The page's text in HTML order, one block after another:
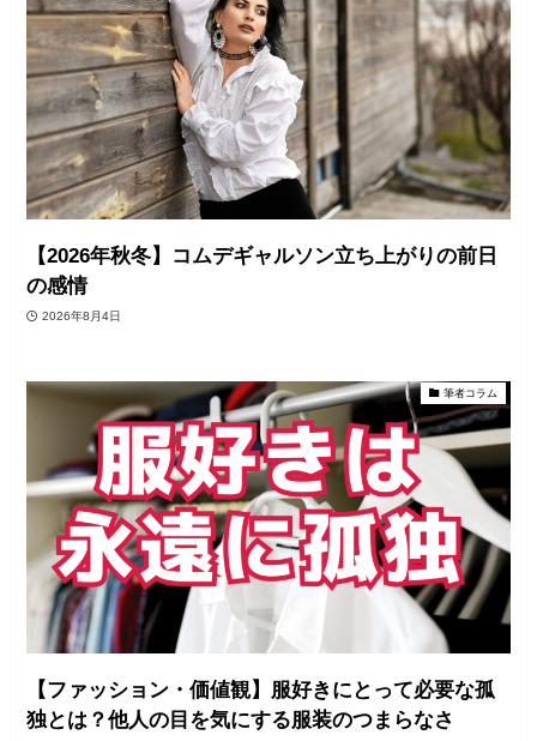
【2026年秋冬】コムデギャルソン立ち上がりの前日
の感情
2026年8月4日
筆者コラム
【ファッション・価値観】服好きにとって必要な孤
独とは？他人の目を気にする服装のつまらなさ